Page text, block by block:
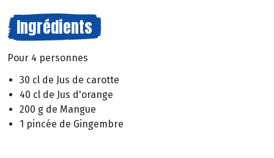
Ingrédients
Pour 4 personnes
30 cl de Jus de carotte
40 cl de Jus d'orange
200 g de Mangue
1 pincée de Gingembre